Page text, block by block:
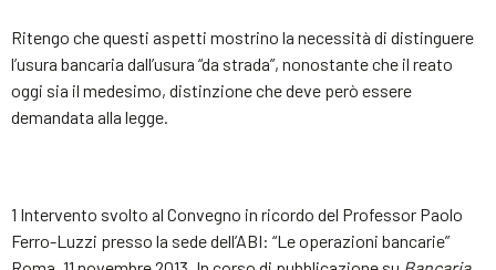
Ritengo che questi aspetti mostrino la necessità di distinguere
l’usura bancaria dall’usura “da strada”, nonostante che il reato
oggi sia il medesimo, distinzione che deve però essere
demandata alla legge.
1 Intervento svolto al Convegno in ricordo del Professor Paolo
Ferro-Luzzi presso la sede dell’ABI: “Le operazioni bancarie”